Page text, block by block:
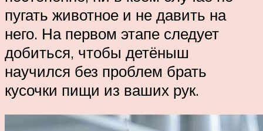
пугать животное и не давить на
него. На первом этапе следует
добиться, чтобы детёныш
научился без проблем брать
кусочки пищи из ваших рук.